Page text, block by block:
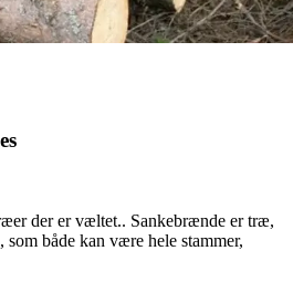
der er væltet.. Sankebrænde er træ,
både kan være hele stammer,